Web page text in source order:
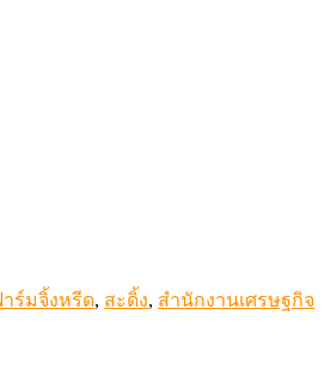
ร์มจิ้งหรีด, สะดิ้ง, สำนักงานเศรษฐกิจ